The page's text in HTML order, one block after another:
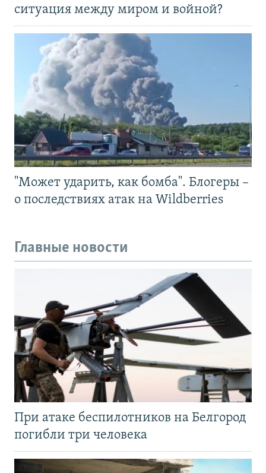
ситуация между миром и войной?
"Может ударить, как бомба". Блогеры –
о последствиях атак на Wildberries
Главные новости
При атаке беспилотников на Белгород
погибли три человека